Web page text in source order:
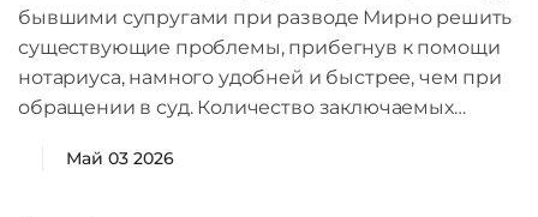
бывшими супругами при разводе Мирно решить
существующие проблемы, прибегнув к помощи
нотариуса, намного удобней и быстрее, чем при
обращении в суд. Количество заключаемых…
Май 03 2026